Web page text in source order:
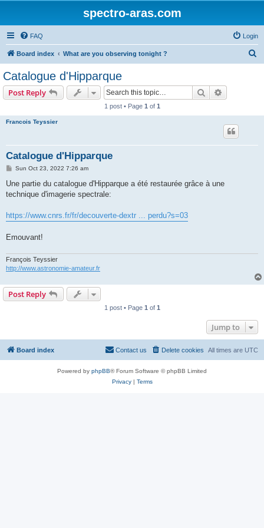
spectro-aras.com
FAQ Login
Board index What are you observing tonight ?
Catalogue d'Hipparque
Post Reply Search
1 post • Page 1 of 1
Francois Teyssier
Catalogue d'Hipparque
P
s
Sun Oct 23, 2022 7:26 am
Une partie du catalogue d'Hipparque a été restaurée grâce à une
technique d'imagerie spectrale:
https://www.cnrs.fr/fr/decouverte-dextr ... perdu?s=03
Emouvant!
François Teyssier
http://www.astronomie-amateur.fr
Post Reply
1 post • Page 1 of 1
Jump to
Board index All times are UTC
Delete cookies
Contact us
Powered by phpBB® Forum Software © phpBB Limited
Privacy| Terms